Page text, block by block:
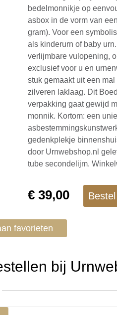
bedelmonnikje op
asbox in de vorm van
gram). Voor een
als kinderurn of baby
verlijmbare vulopening,
exclusief voor u en
stuk gemaakt uit een
zilveren laklaag. Dit
verpakking gaat gewijd
monnik. Kortom: een
gedenkplekje
door Urnwebshop.nl
tube secondelijm.
€39,00 Bestel
favorieten
bij